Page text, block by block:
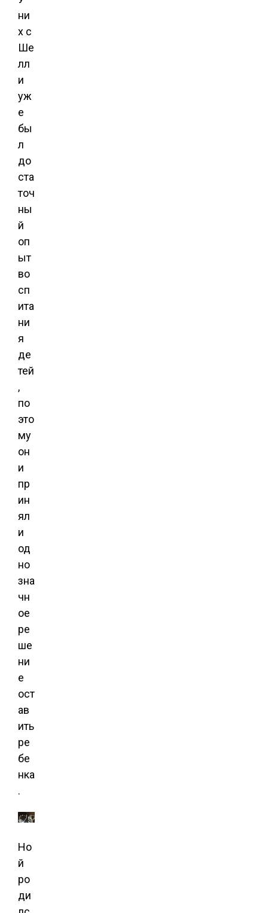
ни
х с
Ше
лл
и
уж
е
бы
л
до
ста
точ
ны
й
оп
ыт
во
сп
ита
ни
я
де
тей
,
по
это
му
он
и
пр
ин
ял
и
од
но
зна
чн
ое
ре
ше
ни
е
ост
ав
ить
ре
бе
нка
.
Но
й
ро
ди